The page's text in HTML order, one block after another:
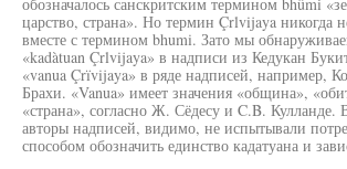
царство, страна». Но термин Çrlvijaya никогда
вместе с термином bhumi. Зато мы
«kadàtuan Çrlvijaya» в надписи из Кедукан
«vanua Çrïvijaya» в ряде надписей, например,
Брахи. «Vanua» имеет значения «община»,
«страна», согласно Ж. Сёдесу и C.B. Кулланде.
авторы надписей, видимо, не испытывали
способом обозначить единство кадатуана и